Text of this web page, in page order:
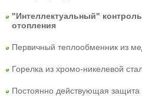
"Интеллектуальный"
отопления
Первичный теплообменник из
Горелка из хромо-никелевой
Постоянно действующая защита